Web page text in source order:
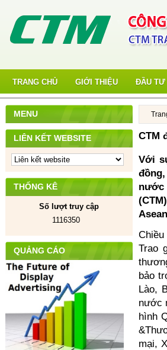
TRANG CHỦ GIỚI THIỆU ĐẦU TƯ
MENU
LIÊN KẾT WEBSITE
THỐNG KÊ
Số lượt truy cập
1116350
QUẢNG CÁO
CTM
Với
nước
Chiều
Trao
bảo
Lào,
nước
hình
mại,